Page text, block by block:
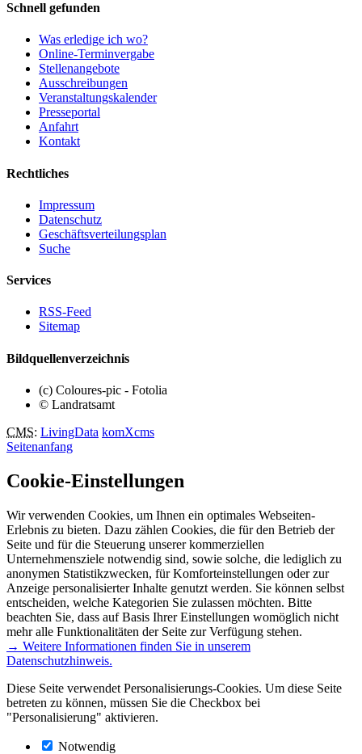
Schnell gefunden
Was erledige ich wo?
Online-Terminvergabe
Stellenangebote
Ausschreibungen
Veranstaltungskalender
Presseportal
Anfahrt
Kontakt
Rechtliches
Impressum
Datenschutz
Geschäftsverteilungsplan
Suche
Services
RSS-Feed
Sitemap
Bildquellenverzeichnis
(c) Coloures-pic - Fotolia
© Landratsamt
CMS: LivingData komXcms
Seitenanfang
Cookie-Einstellungen
Wir verwenden Cookies, um Ihnen ein optimales Webseiten-
Erlebnis zu bieten. Dazu zählen Cookies, die für den Betrieb der
Seite und für die Steuerung unserer kommerziellen
Unternehmensziele notwendig sind, sowie solche, die lediglich zu
anonymen Statistikzwecken, für Komforteinstellungen oder zur
Anzeige personalisierter Inhalte genutzt werden. Sie können selbst
entscheiden, welche Kategorien Sie zulassen möchten. Bitte
beachten Sie, dass auf Basis Ihrer Einstellungen womöglich nicht
mehr alle Funktionalitäten der Seite zur Verfügung stehen.
→ Weitere Informationen finden Sie in unserem
Datenschutzhinweis.
Diese Seite verwendet Personalisierungs-Cookies. Um diese Seite
betreten zu können, müssen Sie die Checkbox bei
"Personalisierung" aktivieren.
Notwendig